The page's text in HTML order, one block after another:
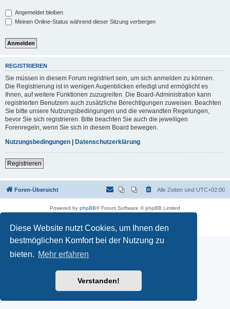
Diese Website nutzt Cookies, um Ihnen den
bestmöglichen Komfort bei der Nutzung zu
bieten. Mehr erfahren
Verstanden!
Angemeldet bleiben
Meinen Online-Status während dieser Sitzung verbergen
REGISTRIEREN
Sie müssen in diesem Forum registriert sein, um sich anmelden zu können.
Die Registrierung ist in wenigen Augenblicken erledigt und ermöglicht es
Ihnen, auf weitere Funktionen zuzugreifen. Die Board-Administration kann
registrierten Benutzern auch zusätzliche Berechtigungen zuweisen. Beachten
Sie bitte unsere Nutzungsbedingungen und die verwandten Regelungen,
bevor Sie sich registrieren. Bitte beachten Sie auch die jeweiligen
Forenregeln, wenn Sie sich in diesem Board bewegen.
Nutzungsbedingungen | Datenschutzerklärung
Registrieren
Foren-Übersicht Alle Zeiten sind UTC+02:00
Powered by phpBB® Forum Software © phpBB Limited
Datenschutz|Nutzungsbedingungen